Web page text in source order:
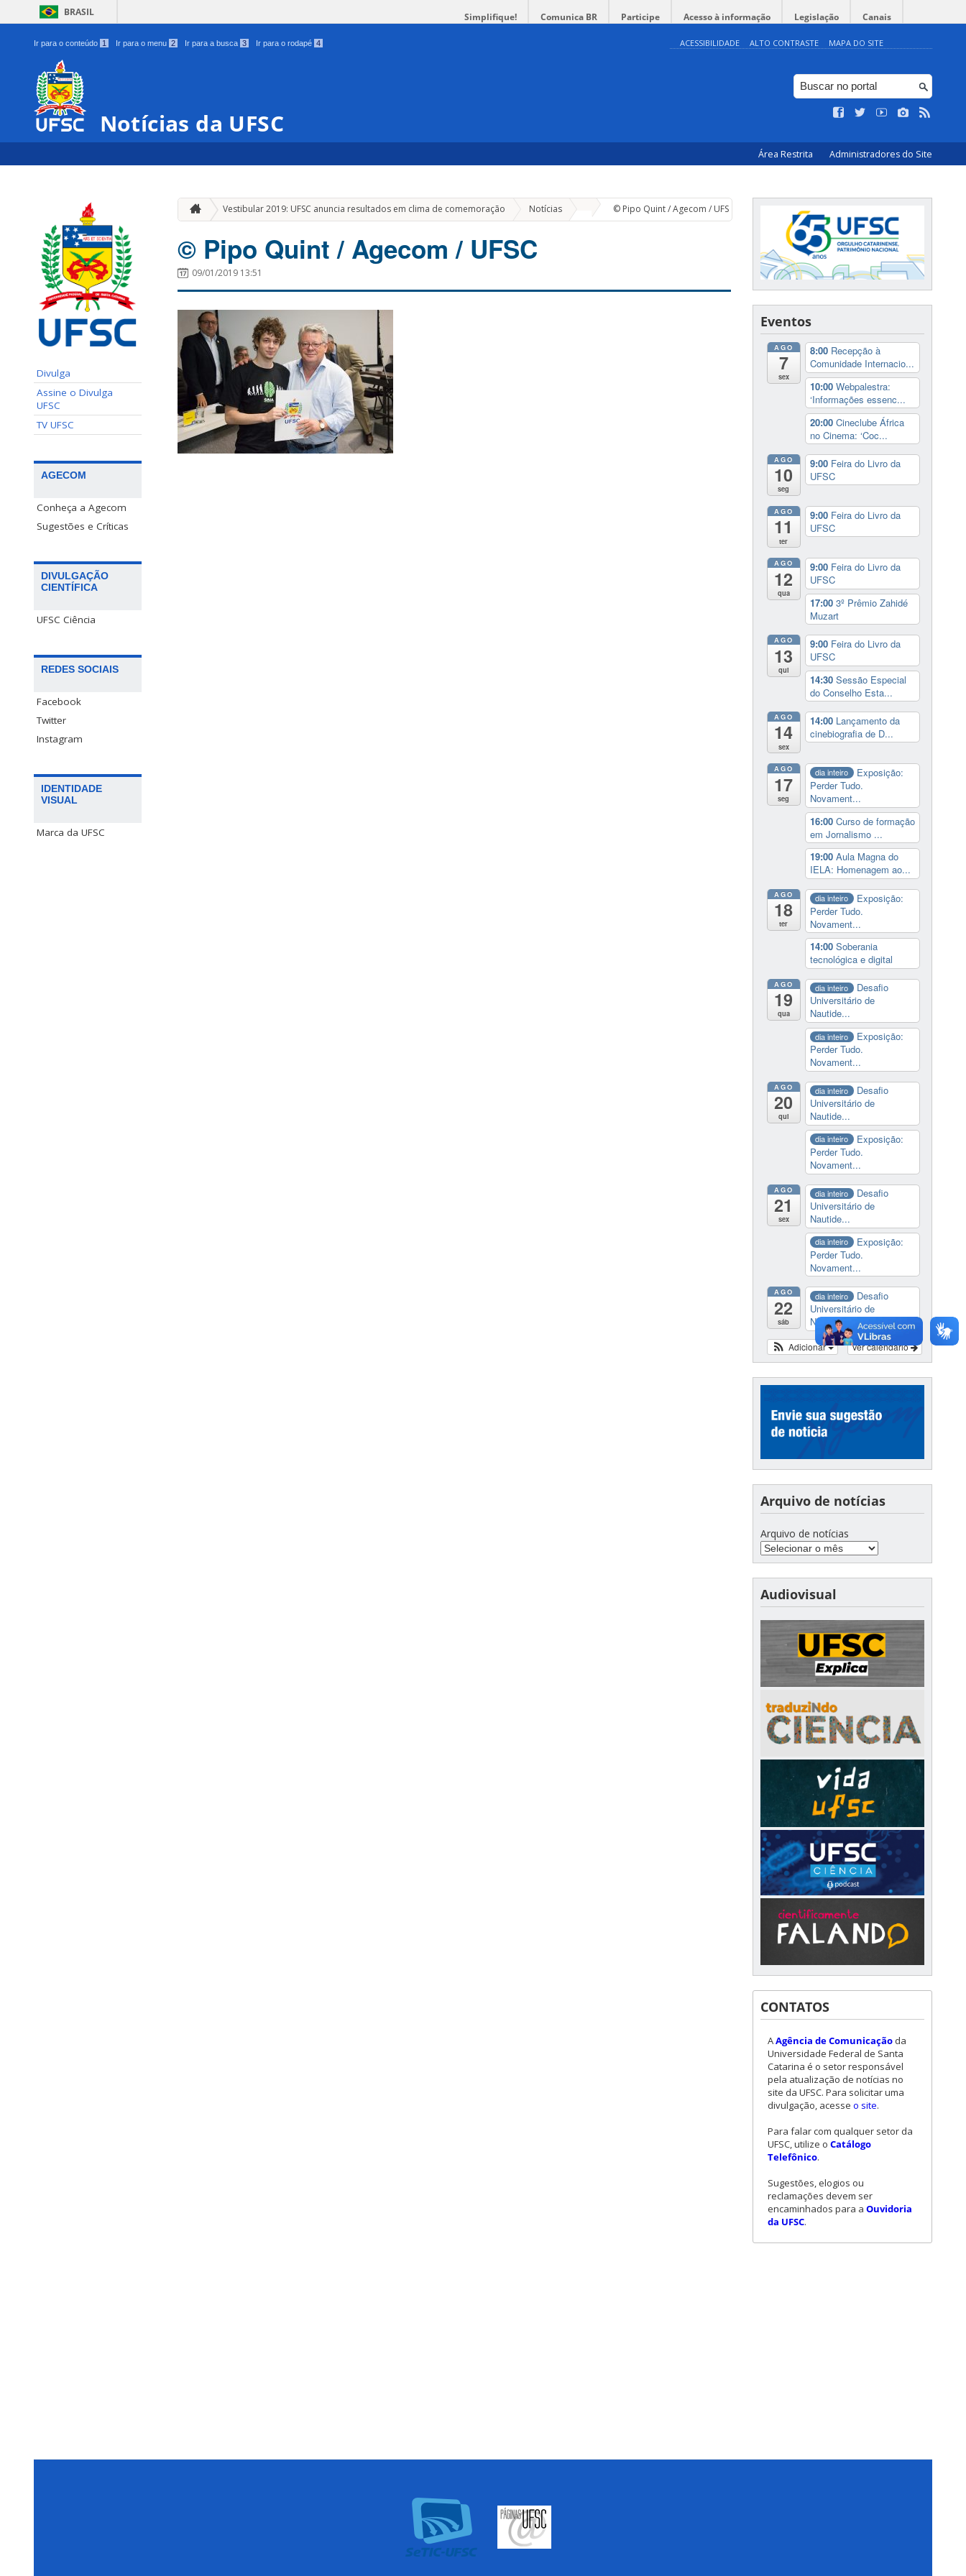
BRASIL Simplifique! Comunica BR Participe Acesso à informação Legislação Canais
Ir para o conteúdo 1 Ir para o menu 2 Ir para a busca 3 Ir para o rodapé 4 ACESSIBILIDADE ALTO CONTRASTE MAPA DO SITE
Notícias da UFSC
Área Restrita Administradores do Site
Divulga
Assine o Divulga
UFSC
TV UFSC
AGECOM
Conheça a Agecom
Sugestões e Críticas
DIVULGAÇÃO
CIENTÍFICA
UFSC Ciência
REDES SOCIAIS
Facebook
Twitter
Instagram
IDENTIDADE
VISUAL
Marca da UFSC
Vestibular 2019: UFSC anuncia resultados em clima de comemoração Notícias © Pipo Quint / Agecom / UFSC
© Pipo Quint / Agecom / UFSC
09/01/2019 13:51
Eventos
AGO
7
sex
8:00 Recepção à
Comunidade Internacio...
10:00 Webpalestra:
‘Informações essenc...
20:00 Cineclube África
no Cinema: ‘Coc...
AGO
10
seg
9:00 Feira do Livro da
UFSC
AGO
11
ter
9:00 Feira do Livro da
UFSC
AGO
12
qua
9:00 Feira do Livro da
UFSC
17:00 3º Prêmio Zahidé
Muzart
AGO
13
qui
9:00 Feira do Livro da
UFSC
14:30 Sessão Especial
do Conselho Esta...
AGO
14
sex
14:00 Lançamento da
cinebiografia de D...
AGO
17
seg
dia inteiro
Exposição:
Perder Tudo.
Novament...
16:00 Curso de formação
em Jornalismo ...
19:00 Aula Magna do
IELA: Homenagem ao...
AGO
18
ter
dia inteiro
Exposição:
Perder Tudo.
Novament...
14:00 Soberania
tecnológica e digital
AGO
19
qua
dia inteiro
Desafio
Universitário de
Nautide...
dia inteiro
Exposição:
Perder Tudo.
Novament...
AGO
20
qui
dia inteiro
Desafio
Universitário de
Nautide...
dia inteiro
Exposição:
Perder Tudo.
Novament...
AGO
21
sex
dia inteiro
Desafio
Universitário de
Nautide...
dia inteiro
Exposição:
Perder Tudo.
Novament...
AGO
22
sáb
dia inteiro
Desafio
Universitário de
Nautide...
Ver calendário
Adicionar
Arquivo de notícias
Arquivo de notícias
Audiovisual
CONTATOS
AAgência de Comunicação da
Universidade Federal de Santa
Catarina é o setor responsável
pela atualização de notícias no
site da UFSC. Para solicitar uma
divulgação, acesse o site.
Para falar com qualquer setor da
UFSC, utilize o Catálogo
Telefônico.
Sugestões, elogios ou
reclamações devem ser
encaminhados para a Ouvidoria
da UFSC.